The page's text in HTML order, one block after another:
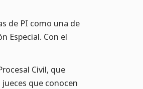
de PI como una de
Especial. Con el
Civil, que
que conocen